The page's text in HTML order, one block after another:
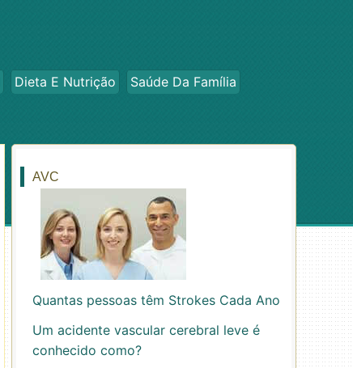
Dieta E Nutrição
Saúde Da Família
AVC
Quantas pessoas têm Strokes Cada Ano
Um acidente vascular cerebral leve é ​​
conhecido como?